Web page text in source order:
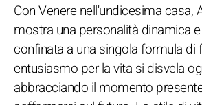
Con Venere nell'undicesima casa,
mostra una personalità dinamica
confinata a una singola formula di
entusiasmo per la vita si disvela
abbracciando il momento